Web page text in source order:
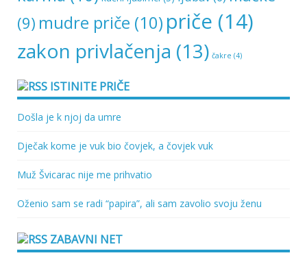
(9) mudre priče (10) priče (14)
zakon privlačenja (13) čakre (4)
ISTINITE PRIČE
Došla je k njoj da umre
Dječak kome je vuk bio čovjek, a čovjek vuk
Muž Švicarac nije me prihvatio
Oženio sam se radi “papira”, ali sam zavolio svoju ženu
ZABAVNI NET